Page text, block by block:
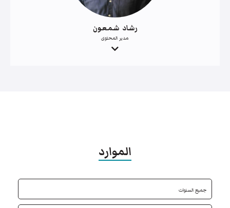
رشاد شمعون
مدير المحتوى
الموارد